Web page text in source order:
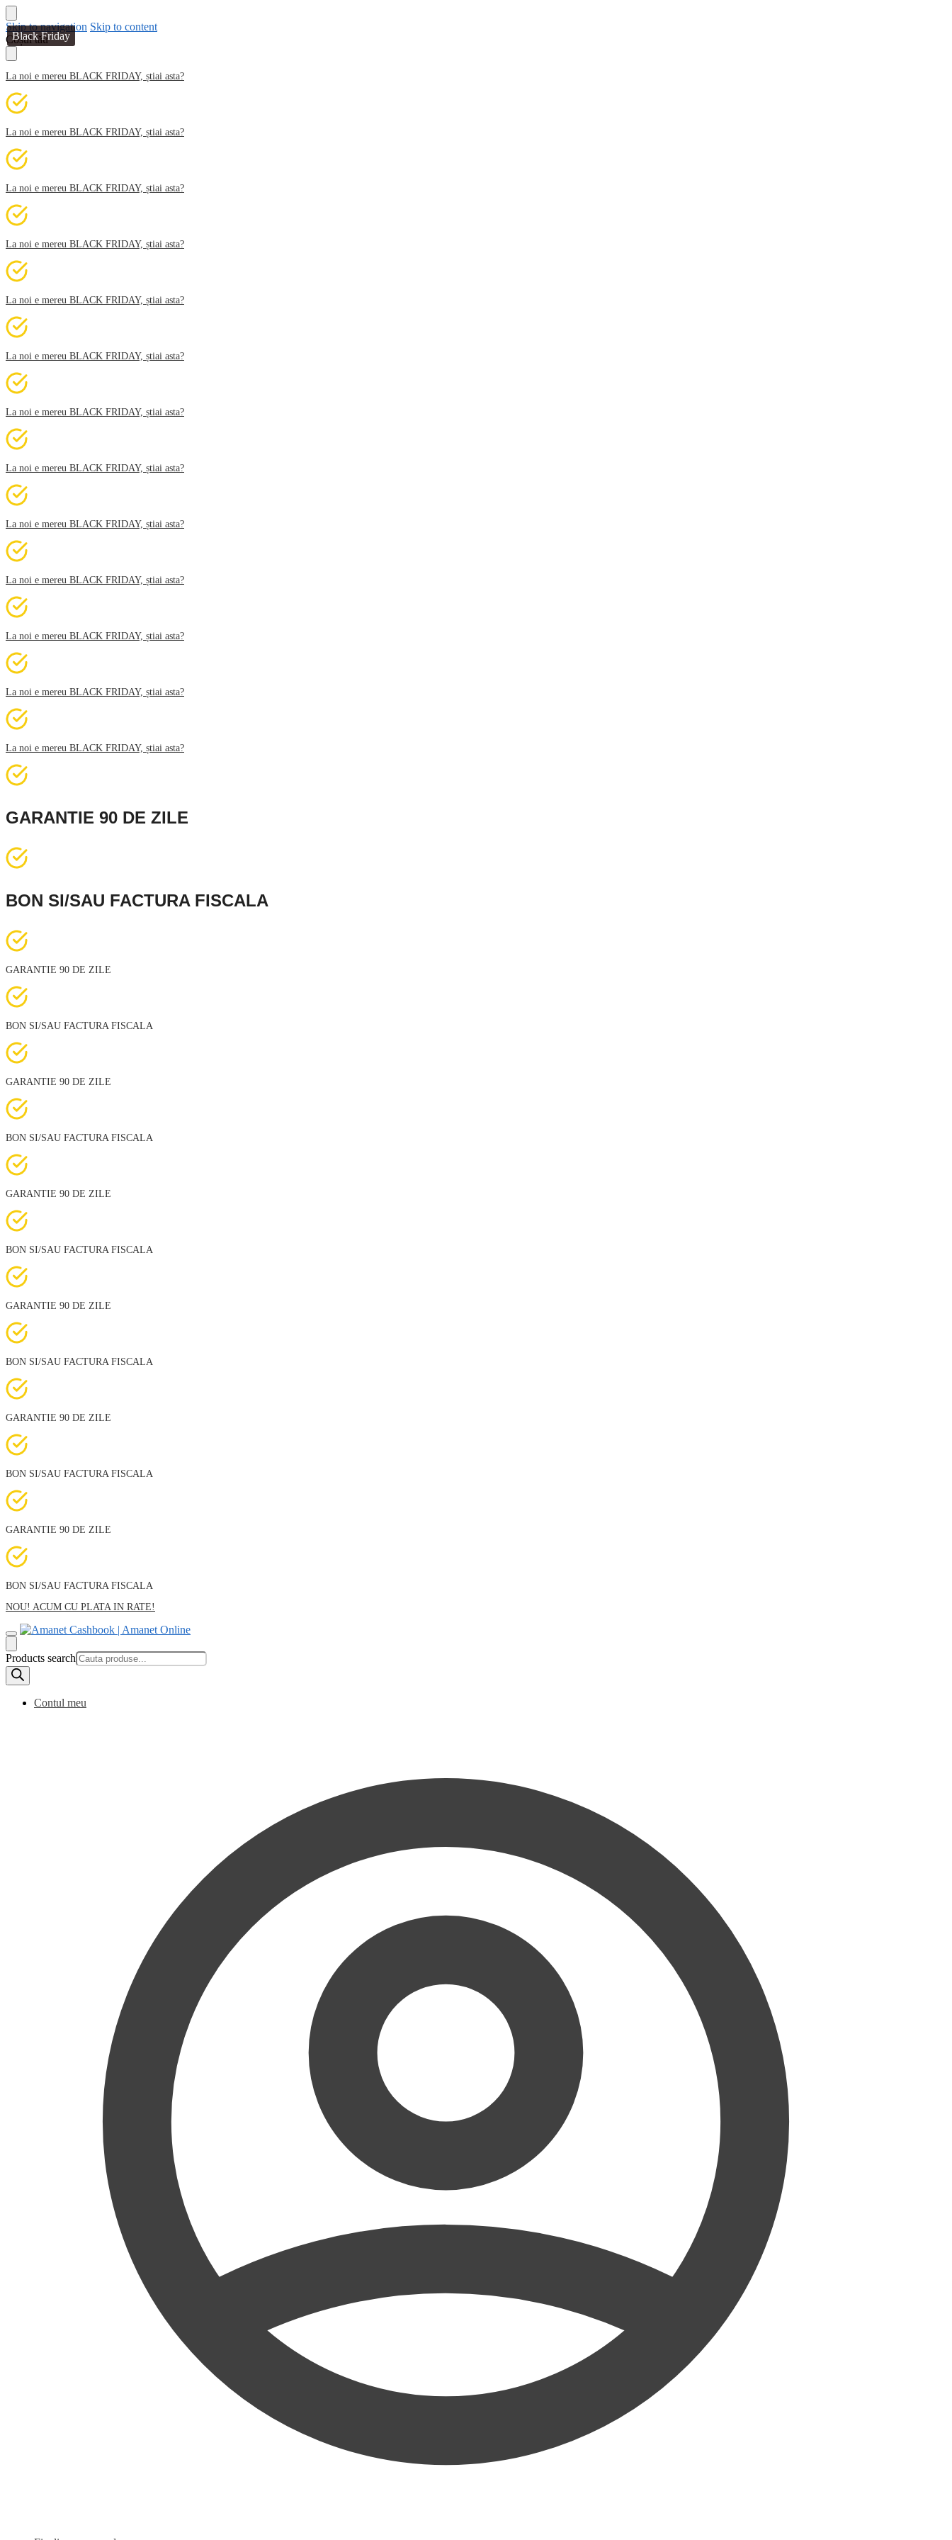
Skip to navigation Skip to content
Coșul tău
La noi e mereu BLACK FRIDAY, știai asta?
La noi e mereu BLACK FRIDAY, știai asta?
La noi e mereu BLACK FRIDAY, știai asta?
La noi e mereu BLACK FRIDAY, știai asta?
La noi e mereu BLACK FRIDAY, știai asta?
La noi e mereu BLACK FRIDAY, știai asta?
La noi e mereu BLACK FRIDAY, știai asta?
La noi e mereu BLACK FRIDAY, știai asta?
La noi e mereu BLACK FRIDAY, știai asta?
La noi e mereu BLACK FRIDAY, știai asta?
La noi e mereu BLACK FRIDAY, știai asta?
La noi e mereu BLACK FRIDAY, știai asta?
La noi e mereu BLACK FRIDAY, știai asta?
GARANTIE 90 DE ZILE
BON SI/SAU FACTURA FISCALA
GARANTIE 90 DE ZILE
BON SI/SAU FACTURA FISCALA
GARANTIE 90 DE ZILE
BON SI/SAU FACTURA FISCALA
GARANTIE 90 DE ZILE
BON SI/SAU FACTURA FISCALA
GARANTIE 90 DE ZILE
BON SI/SAU FACTURA FISCALA
GARANTIE 90 DE ZILE
BON SI/SAU FACTURA FISCALA
GARANTIE 90 DE ZILE
BON SI/SAU FACTURA FISCALA
NOU! ACUM CU PLATA IN RATE!
Products search
Contul meu
Black Friday